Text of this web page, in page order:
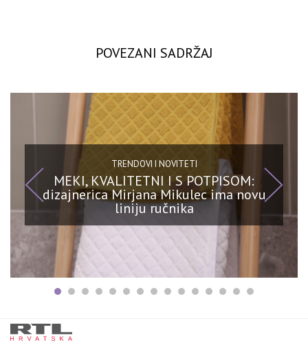
POVEZANI SADRŽAJ
TRENDOVI I NOVITETI
MEKI, KVALITETNI I S POTPISOM:
dizajnerica Mirjana Mikulec ima novu
liniju ručnika